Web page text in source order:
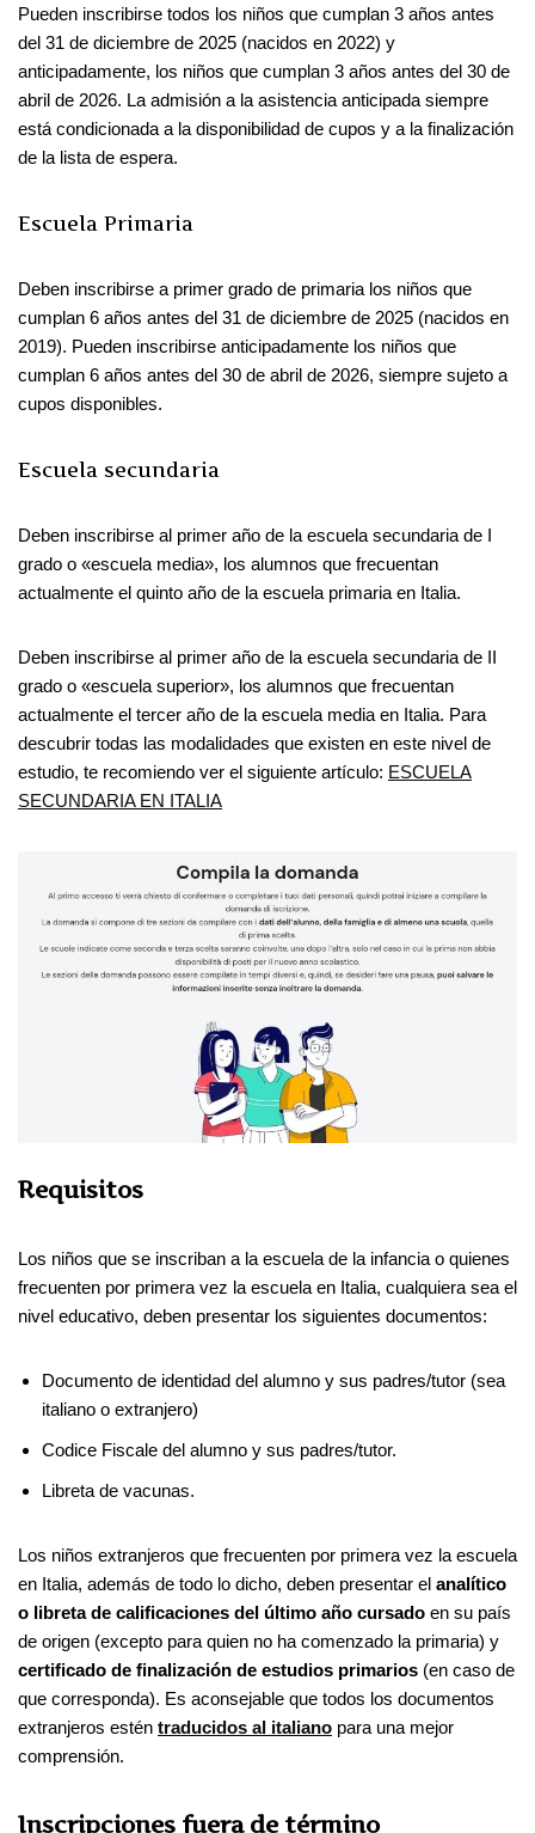
Pueden inscribirse todos los niños que cumplan 3 años antes
del 31 de diciembre de 2025 (nacidos en 2022) y
anticipadamente, los niños que cumplan 3 años antes del 30 de
abril de 2026. La admisión a la asistencia anticipada siempre
está condicionada a la disponibilidad de cupos y a la finalización
de la lista de espera.
Escuela Primaria
Deben inscribirse a primer grado de primaria los niños que
cumplan 6 años antes del 31 de diciembre de 2025 (nacidos en
2019). Pueden inscribirse anticipadamente los niños que
cumplan 6 años antes del 30 de abril de 2026, siempre sujeto a
cupos disponibles.
Escuela secundaria
Deben inscribirse al primer año de la escuela secundaria de I
grado o «escuela media», los alumnos que frecuentan
actualmente el quinto año de la escuela primaria en Italia.
Deben inscribirse al primer año de la escuela secundaria de II
grado o «escuela superior», los alumnos que frecuentan
actualmente el tercer año de la escuela media en Italia. Para
descubrir todas las modalidades que existen en este nivel de
estudio, te recomiendo ver el siguiente artículo: ESCUELA
SECUNDARIA EN ITALIA
Requisitos
Los niños que se inscriban a la escuela de la infancia o quienes
frecuenten por primera vez la escuela en Italia, cualquiera sea el
nivel educativo, deben presentar los siguientes documentos:
Documento de identidad del alumno y sus padres/tutor (sea
italiano o extranjero)
Codice Fiscale del alumno y sus padres/tutor.
Libreta de vacunas.
Los niños extranjeros que frecuenten por primera vez la escuela
en Italia, además de todo lo dicho, deben presentar el analítico
o libreta de calificaciones del último año cursado en su país
de origen (excepto para quien no ha comenzado la primaria) y
certificado de finalización de estudios primarios (en caso de
que corresponda). Es aconsejable que todos los documentos
extranjeros estén traducidos al italiano para una mejor
comprensión.
Inscripciones fuera de término